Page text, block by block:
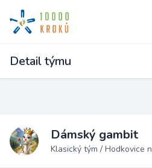
Detail týmu
Dámský gambit
Klasický tým / Hodkovice